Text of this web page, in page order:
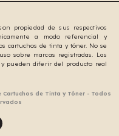
propiedad de sus respectivos
a modo referencial y
cartuchos de tinta y tóner. No se
sobre marcas registradas. Las
pueden diferir del producto real
de Tinta y Tóner - Todos